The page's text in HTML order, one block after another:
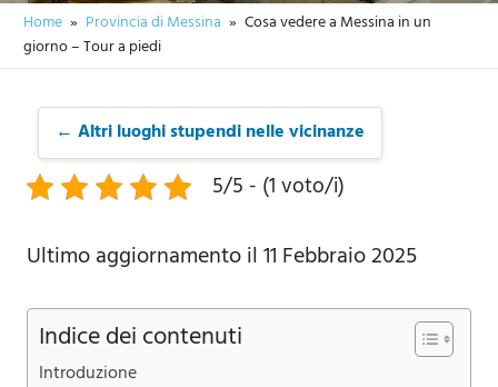
Home Provincia di Messina
Cosa vedere a Messina in un
giorno – Tour a piedi
← Altri luoghi stupendi nelle vicinanze
5/5 - (1 voto/i)
Ultimo aggiornamento il 11 Febbraio 2025
Indice dei contenuti
Introduzione